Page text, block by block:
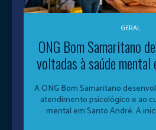
GERAL
ONG Bom Samaritano
voltadas à saúde mental
A ONG Bom Samaritano
atendimento psicológico e ao
mental em Santo André. A